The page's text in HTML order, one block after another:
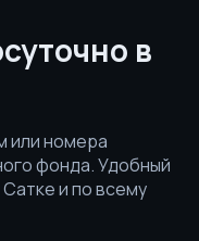
в
или номера
фонда. Удобный
и по всему